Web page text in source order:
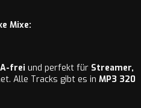
Mixe:
frei und perfekt für Streamer,
Alle Tracks gibt es in MP3 320